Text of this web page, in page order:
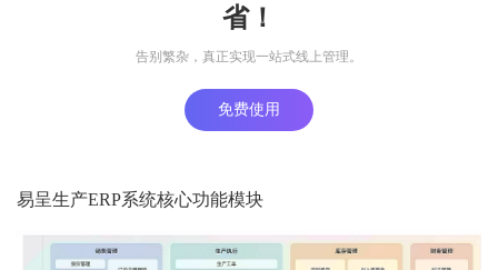
省！
告别繁杂，真正实现一站式线上管理。
免费使用
易呈生产ERP系统核心功能模块